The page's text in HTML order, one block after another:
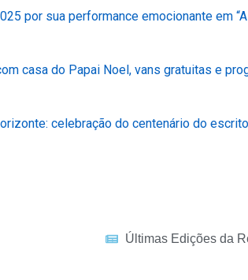
Últimas Edições da